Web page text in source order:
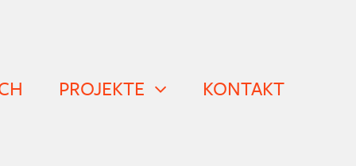
PROJEKTE KONTAKT